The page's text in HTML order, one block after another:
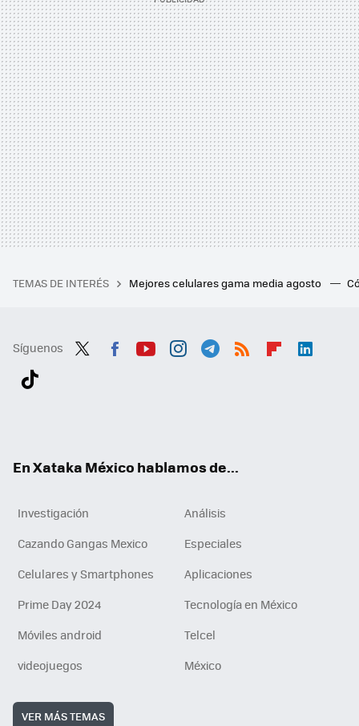
TEMAS DE INTERÉS Mejores celulares gama media agosto
Síguenos
En Xataka México hablamos de...
Investigación
Análisis
Cazando Gangas Mexico
Especiales
Celulares y Smartphones
Aplicaciones
Prime Day 2024
Tecnología en México
Móviles android
Telcel
videojuegos
México
VER MÁS TEMAS